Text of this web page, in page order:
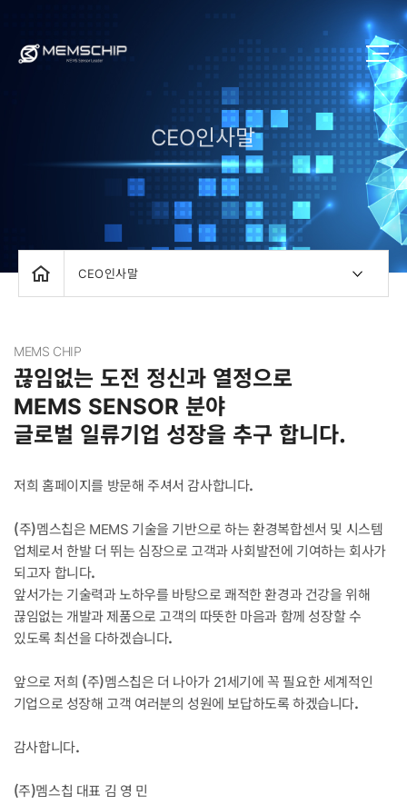
CEO인사말
CEO인사말
MEMS CHIP
끊임없는 도전 정신과 열정으로
MEMS SENSOR 분야
글로벌 일류기업 성장을 추구 합니다.
저희 홈페이지를 방문해 주셔서 감사합니다.
(주)멤스칩은 MEMS 기술을 기반으로 하는 환경복합센서 및 시스템
업체로서 한발 더 뛰는 심장으로 고객과 사회발전에 기여하는 회사가
되고자 합니다.
앞서가는 기술력과 노하우를 바탕으로 쾌적한 환경과 건강을 위해
끊임없는 개발과 제품으로 고객의 따뜻한 마음과 함께 성장할 수
있도록 최선을 다하겠습니다.
앞으로 저희 (주)멤스칩은 더 나아가 21세기에 꼭 필요한 세계적인
기업으로 성장해 고객 여러분의 성원에 보답하도록 하겠습니다.
감사합니다.
(주)멤스칩 대표 김 영 민